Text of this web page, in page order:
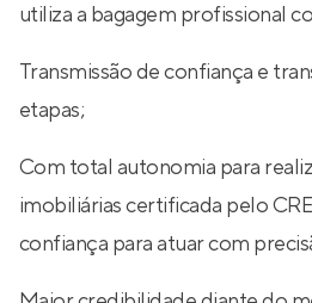
utiliza a bagagem profissional
Transmissão de confiança e
etapas;
Com total autonomia para
imobiliárias certificada pelo
confiança para atuar com